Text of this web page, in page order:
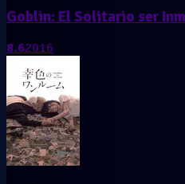
Goblin: El Solitario ser
8.62016